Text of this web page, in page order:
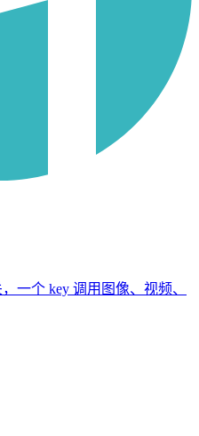
一个 key 调用图像、视频、